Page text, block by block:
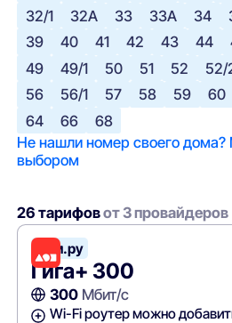
32/1
32А 33 33А 34
39
40 41 42 43 44
49
49/1 50 51 52 52/
56
56/1 57 58 59 60
64
66
68
Не нашли номер своего
выбором
26 тарифовот 3 провайдеров
Дом.ру
Гига+ 300
300Мбит/с
Wi-Fi роутер можно